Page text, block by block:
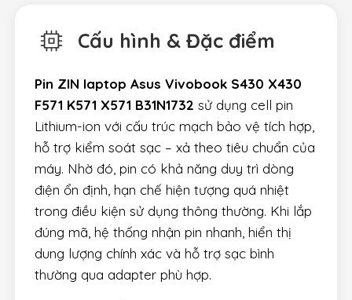
Cấu hình & Đặc điểm
Pin ZIN laptop Asus Vivobook S430 X430
F571 K571 X571 B31N1732 sử dụng cell pin
Lithium-ion với cấu trúc mạch bảo vệ tích hợp,
hỗ trợ kiểm soát sạc – xả theo tiêu chuẩn của
máy. Nhờ đó, pin có khả năng duy trì dòng
điện ổn định, hạn chế hiện tượng quá nhiệt
trong điều kiện sử dụng thông thường. Khi lắp
đúng mã, hệ thống nhận pin nhanh, hiển thị
dung lượng chính xác và hỗ trợ sạc bình
thường qua adapter phù hợp.